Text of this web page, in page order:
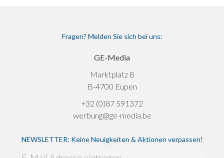
Fragen? Melden Sie sich bei uns:
GE-Media
Marktplatz 8
B-4700 Eupen
+32 (0)87 591372
werbung@ge-media.be
NEWSLETTER: Keine Neuigkeiten & Aktionen verpassen!